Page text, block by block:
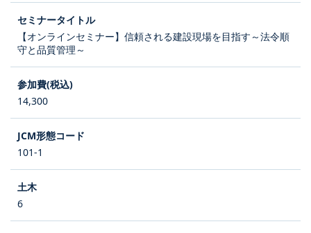
【オンラインセミナー】信頼される建設現場を目指す～法令順
守と品質管理～
14,300
101-1
6